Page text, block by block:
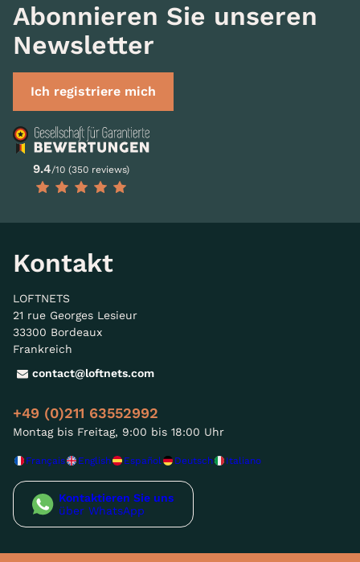
Abonnieren Sie unseren
Newsletter
Ich registriere mich
9.4/10 (350 reviews)
Kontakt
LOFTNETS
21 rue Georges Lesieur
33300 Bordeaux
Frankreich
contact@loftnets.com
+49 (0)211 63552992
Montag bis Freitag, 9:00 bis 18:00 Uhr
Français English Español Deutsch Italiano
Kontaktieren Sie uns
über WhatsApp